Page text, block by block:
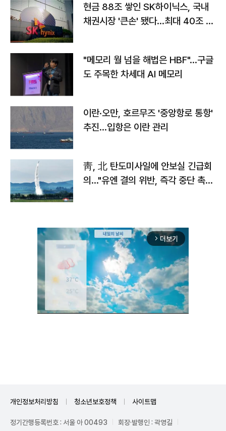
현금 88조 쌓인 SK하이닉스, 국내
채권시장 '큰손' 됐다…최대 40조 투
"메모리 월 넘을 해법은 HBF"…구글
도 주목한 차세대 AI 메모리
이란·오만, 호르무즈 '중앙항로 통항'
추진…입항은 이란 관리
靑, 北 탄도미사일에 안보실 긴급회
의…"유엔 결의 위반, 즉각 중단 촉
arrow_forward_ios 더보기
개인정보처리방침 청소년보호정책 사이트맵
정기간행등록번호 : 서울 아 00493 회장·발행인 : 곽영길